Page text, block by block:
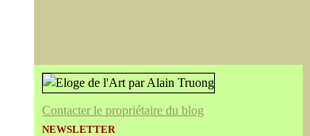
Contacter le propriétaire du blog
NEWSLETTER